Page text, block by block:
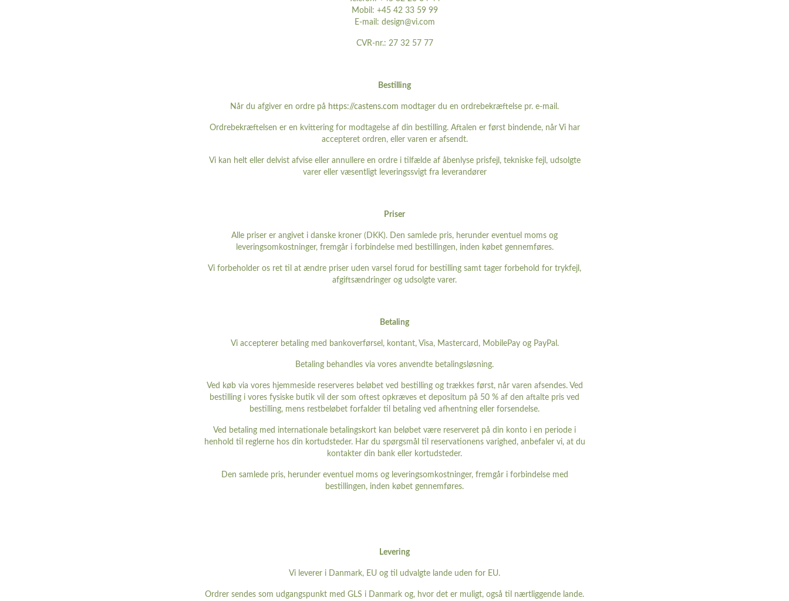
Mobil: +45 42 33 59 99
E-mail: design@vi.com
CVR-nr.: 27 32 57 77
Bestilling
Når du afgiver en ordre på https://castens.com modtager du en ordrebekræftelse pr. e-mail.
Ordrebekræftelsen er en kvittering for modtagelse af din bestilling. Aftalen er først bindende, når Vi har
accepteret ordren, eller varen er afsendt.
Vi kan helt eller delvist afvise eller annullere en ordre i tilfælde af åbenlyse prisfejl, tekniske fejl, udsolgte
varer eller væsentligt leveringssvigt fra leverandører
Priser
Alle priser er angivet i danske kroner (DKK). Den samlede pris, herunder eventuel moms og
leveringsomkostninger, fremgår i forbindelse med bestillingen, inden købet gennemføres.
Vi forbeholder os ret til at ændre priser uden varsel forud for bestilling samt tager forbehold for trykfejl,
afgiftsændringer og udsolgte varer.
Betaling
Vi accepterer betaling med bankoverførsel, kontant, Visa, Mastercard, MobilePay og PayPal.
Betaling behandles via vores anvendte betalingsløsning.
Ved køb via vores hjemmeside reserveres beløbet ved bestilling og trækkes først, når varen afsendes. Ved
bestilling i vores fysiske butik vil der som oftest opkræves et depositum på 50 % af den aftalte pris ved
bestilling, mens restbeløbet forfalder til betaling ved afhentning eller forsendelse.
Ved betaling med internationale betalingskort kan beløbet være reserveret på din konto i en periode i
henhold til reglerne hos din kortudsteder. Har du spørgsmål til reservationens varighed, anbefaler vi, at du
kontakter din bank eller kortudsteder.
Den samlede pris, herunder eventuel moms og leveringsomkostninger, fremgår i forbindelse med
bestillingen, inden købet gennemføres.
Levering
Vi leverer i Danmark, EU og til udvalgte lande uden for EU.
Ordrer sendes som udgangspunkt med GLS i Danmark og, hvor det er muligt, også til nærtliggende lande.